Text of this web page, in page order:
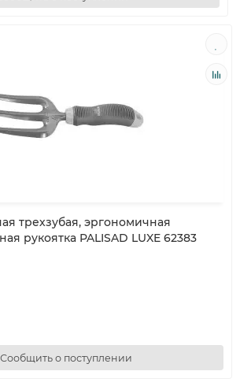
трехзубая, эргономичная
рукоятка PALISAD LUXE 62383
Сообщить о поступлении